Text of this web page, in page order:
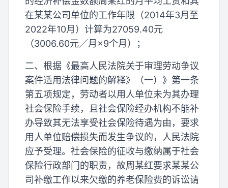
在某某公司单位的工作年限（2014年3月至
2022年10月）计算为27059.40元
（3006.60元／月×9个月）；
二、根据《最高人民法院关于审理劳动争议
案件适用法律问题的解释》（一）》第一条
第五项规定，劳动者以用人单位未为其办理
社会保险手续，且社会保险经办机构不能补
办导致其无法享受社会保险待遇为由，要求
用人单位赔偿损失而发生争议的，人民法院
应予受理。社会保险的征收与缴纳属于社会
保险行政部门的职责，故周某红要求某某公
司补缴工作以来欠缴的养老保险费的诉讼请